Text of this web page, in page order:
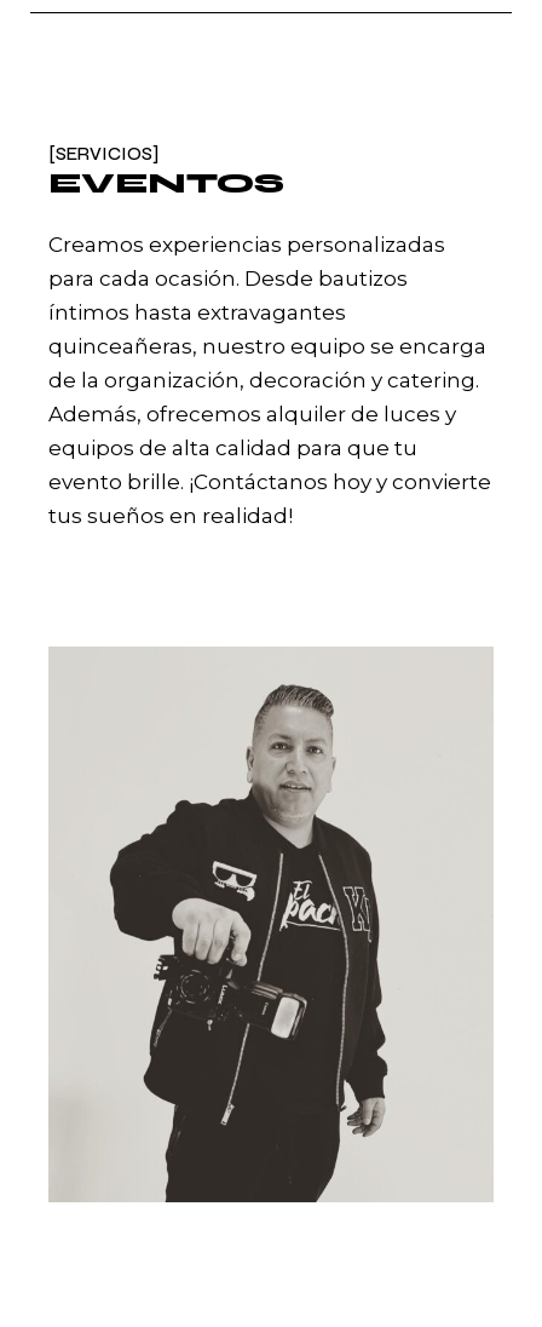
SERVICIOS
EVENTOS
Creamos experiencias personalizadas
para cada ocasión. Desde bautizos
íntimos hasta extravagantes
quinceañeras, nuestro equipo se encarga
de la organización, decoración y catering.
Además, ofrecemos alquiler de luces y
equipos de alta calidad para que tu
evento brille. ¡Contáctanos hoy y convierte
tus sueños en realidad!